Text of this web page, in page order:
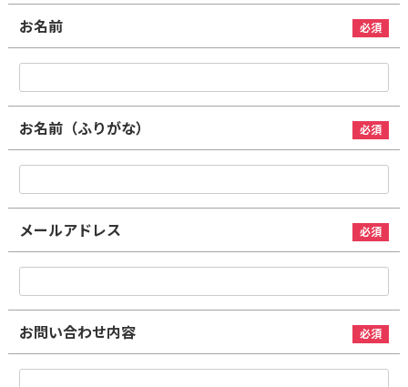
お名前
お名前（ふりがな）
メールアドレス
お問い合わせ内容